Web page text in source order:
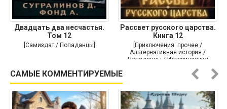
Двадцать два несчастья.
Том 12
[Самиздат / Попаданцы]
Рассвет русского царства.
Книга 12
[Приключения: прочее /
Альтернативная история /
Попаданцы / Исторические
САМЫЕ КОММЕНТИРУЕМЫЕ